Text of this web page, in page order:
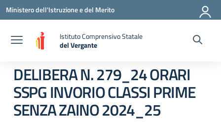
Vai ai contenuti
Vai al menu di navigazione
Vai al footer
Ministero dell'Istruzione e del Merito
Istituto Comprensivo Statale
del Vergante
— Visita la pagina iniziale della scuola
DELIBERA N. 279_24 ORARI
SSPG INVORIO CLASSI PRIME
SENZA ZAINO 2024_25